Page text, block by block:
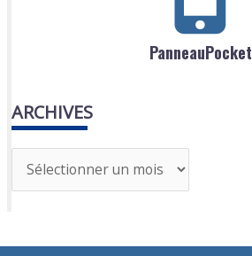
PanneauPocket
ARCHIVES
r
h